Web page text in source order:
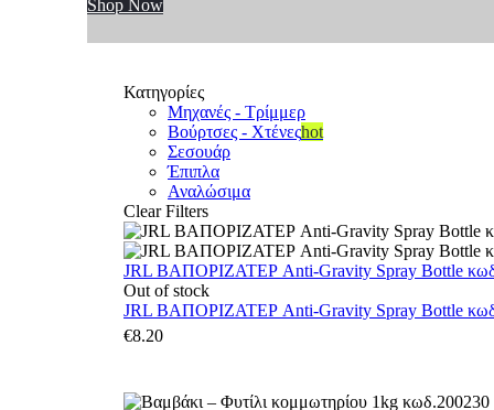
Shop Now
Κατηγορίες
Μηχανές - Τρίμμερ
Βούρτσες - Χτένεςhot
Σεσουάρ
Έπιπλα
Αναλώσιμα
Clear Filters
JRL ΒΑΠΟΡΙΖΑΤΕΡ Anti-Gravity Spray Bottle
Out of stock
JRL ΒΑΠΟΡΙΖΑΤΕΡ Anti-Gravity Spray Bottle
€8.20